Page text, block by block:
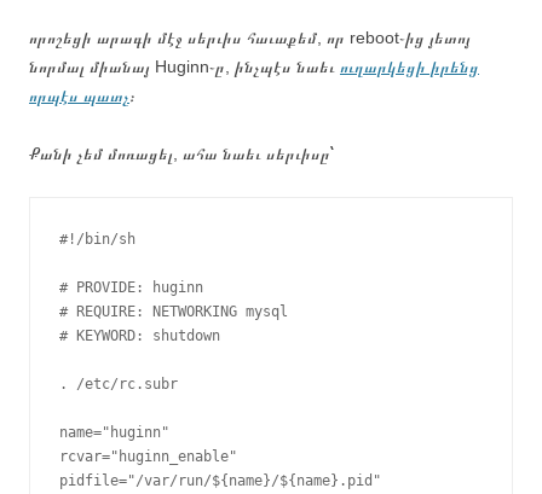
որոշեցի արագի մէջ սերւիս հաւաքեմ, որ reboot֊ից յետոյ
նորմալ միանայ Huginn֊ը, ինչպէս նաեւ ուղարկեցի իրենց
որպէս պատչ։
Քանի չեմ մոռացել, ահա նաեւ սերւիսը՝
#!/bin/sh
# PROVIDE: huginn
# REQUIRE: NETWORKING mysql
# KEYWORD: shutdown
. /etc/rc.subr
name="huginn"
rcvar="huginn_enable"
pidfile="/var/run/${name}/${name}.pid"